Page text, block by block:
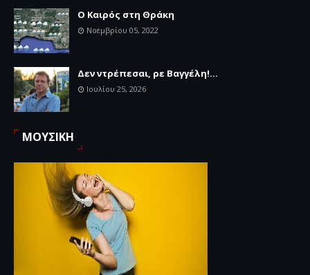
Ο Καιρός στη Θράκη
Νοεμβρίου 05, 2022
Δεν ντρέπεσαι, ρε Βαγγέλη!...
Ιουλίου 25, 2026
ΜΟΥΣΙΚΗ